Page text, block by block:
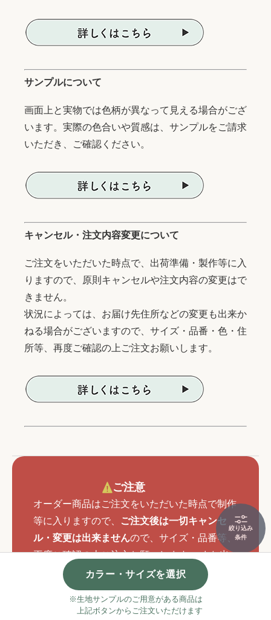
絞り込み
条件
カラー・サイズを選択
※生地サンプルのご用意がある商品は
上記ボタンからご注文いただけます
サンプルについて
画面上と実物では色柄が異なって見える場合がござ
います。実際の色合いや質感は、サンプルをご請求
いただき、ご確認ください。
キャンセル・注文内容変更について
ご注文をいただいた時点で、出荷準備・製作等に入
りますので、原則キャンセルや注文内容の変更はで
きません。
状況によっては、お届け先住所などの変更も出来か
ねる場合がございますので、サイズ・品番・色・住
所等、再度ご確認の上ご注文お願いします。
ご注意
オーダー商品はご注文をいただいた時点で制作
等に入りますので、
ご注文後は一切キャンセ
ル・変更は出来ませんので、サイズ・品番等、
再度ご確認の上ご注文お願いします。 また出
荷後の場合もいかなる理由があろうともキャン
セルは出来ません。